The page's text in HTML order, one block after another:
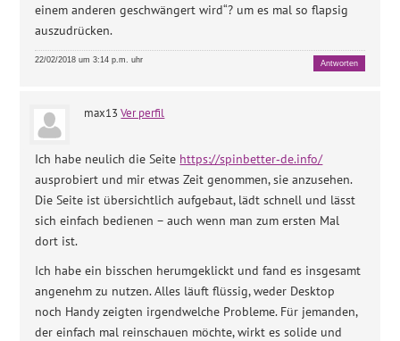
einem anderen geschwängert wird“? um es mal so flapsig
auszudrücken.
22/02/2018 um 3:14 p.m. uhr Antworten
max13Ver perfil
Ich habe neulich die Seite https://spinbetter‑de.info/
ausprobiert und mir etwas Zeit genommen, sie anzusehen.
Die Seite ist übersichtlich aufgebaut, lädt schnell und lässt
sich einfach bedienen – auch wenn man zum ersten Mal
dort ist.
Ich habe ein bisschen herumgeklickt und fand es insgesamt
angenehm zu nutzen. Alles läuft flüssig, weder Desktop
noch Handy zeigten irgendwelche Probleme. Für jemanden,
der einfach mal reinschauen möchte, wirkt es solide und